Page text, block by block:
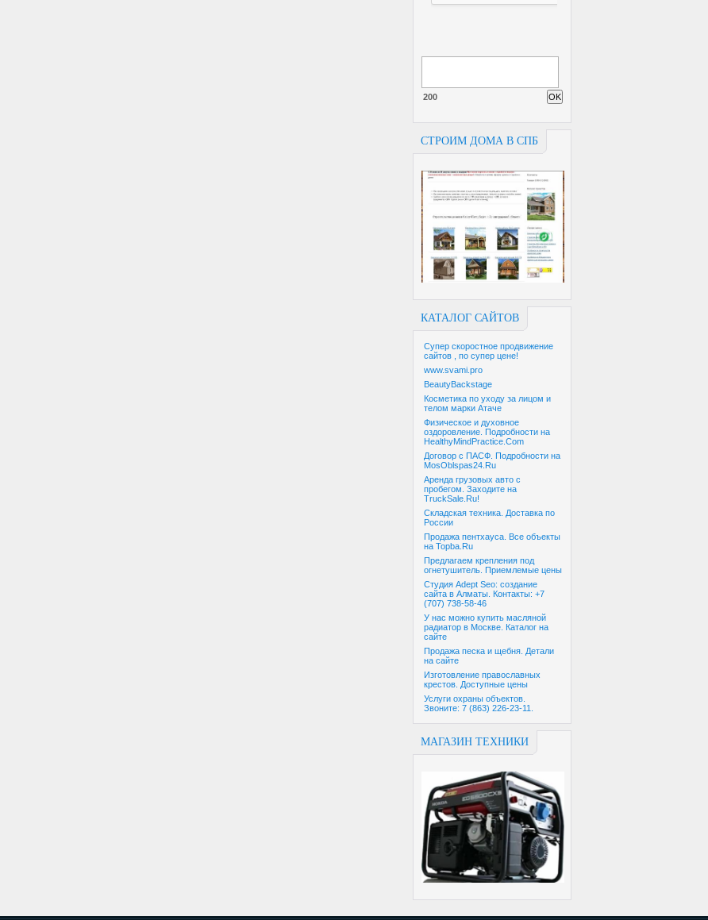
200
СТРОИМ ДОМА В СПБ
КАТАЛОГ САЙТОВ
Супер скоростное продвижение
сайтов , по супер цене!
www.svami.pro
BeautyBackstage
Косметика по уходу за лицом и
телом марки Атаче
Физическое и духовное
оздоровление. Подробности на
HealthyMindPractice.Com
Договор с ПАСФ. Подробности на
MosOblspas24.Ru
Аренда грузовых авто с
пробегом. Заходите на
TruckSale.Ru!
Складская техника. Доставка по
России
Продажа пентхауса. Все объекты
на Topba.Ru
Предлагаем крепления под
огнетушитель. Приемлемые цены
Студия Adept Seo: создание
сайта в Алматы. Контакты: +7
(707) 738-58-46
У нас можно купить масляной
радиатор в Москве. Каталог на
сайте
Продажа песка и щебня. Детали
на сайте
Изготовление православных
крестов. Доступные цены
Услуги охраны объектов.
Звоните: 7 (863) 226-23-11.
МАГАЗИН ТЕХНИКИ